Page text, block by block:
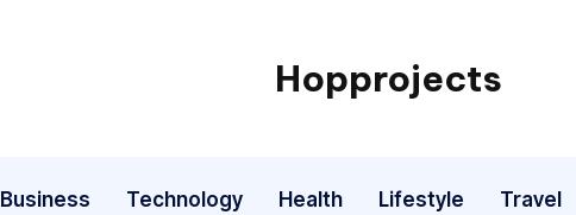
Hopprojects
Business Technology Health Lifestyle Travel